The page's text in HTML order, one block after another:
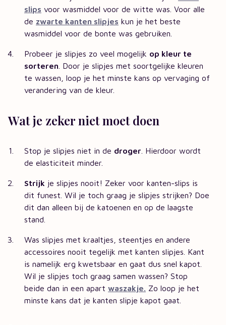
slips voor wasmiddel voor de witte was. Voor alle
de zwarte kanten slipjes kun je het beste
wasmiddel voor de bonte was gebruiken.
Probeer je slipjes zo veel mogelijk op kleur te
sorteren . Door je slipjes met soortgelijke kleuren
te wassen, loop je het minste kans op vervaging of
verandering van de kleur.
Wat je zeker niet moet doen
Stop je slipjes niet in de droger . Hierdoor wordt
de elasticiteit minder.
Strijk je slipjes nooit! Zeker voor kanten-slips is
dit funest. Wil je toch graag je slipjes strijken? Doe
dit dan alleen bij de katoenen en op de laagste
stand.
Was slipjes met kraaltjes, steentjes en andere
accessoires nooit tegelijk met kanten slipjes. Kant
is namelijk erg kwetsbaar en gaat dus snel kapot.
Wil je slipjes toch graag samen wassen? Stop
beide dan in een apart waszakje.
Zo loop je het
minste kans dat je kanten slipje kapot gaat.